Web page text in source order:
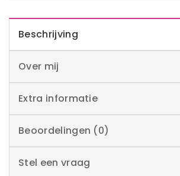
Beschrijving
Over mij
Extra informatie
Beoordelingen (0)
Stel een vraag